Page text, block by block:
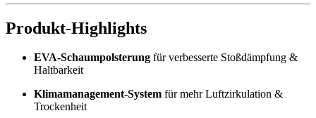
Produkt-Highlights
EVA-Schaumpolsterung für verbesserte Stoßdämpfung &
Haltbarkeit
Klimamanagement-System für mehr Luftzirkulation &
Trockenheit